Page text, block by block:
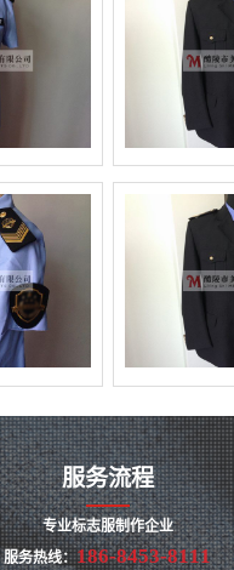
服务流程
专业标志服制作企业
服务热线：186-8453-8111